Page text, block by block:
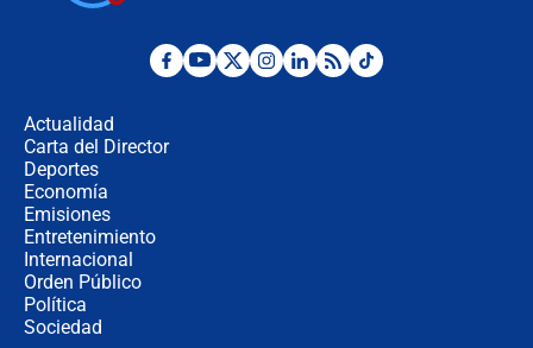
¿Por qué De la Espriella gobernará
Actualidad
Carta del Director
Deportes
Economía
Emisiones
Entretenimiento
Internacional
Orden Público
Política
Sociedad